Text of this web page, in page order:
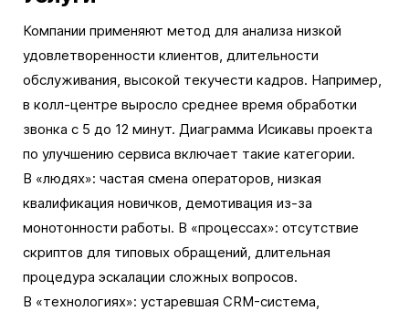
Компании применяют метод для анализа низкой
удовлетворенности клиентов, длительности
обслуживания, высокой текучести кадров. Например,
в колл-центре выросло среднее время обработки
звонка с 5 до 12 минут. Диаграмма Исикавы проекта
по улучшению сервиса включает такие категории.
В «людях»: частая смена операторов, низкая
квалификация новичков, демотивация из-за
монотонности работы. В «процессах»: отсутствие
скриптов для типовых обращений, длительная
процедура эскалации сложных вопросов.
В «технологиях»: устаревшая CRM-система,